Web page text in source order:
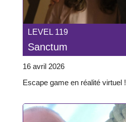
LEVEL 119
Sanctum
16 avril 2026
Escape game en réalité virtuel !